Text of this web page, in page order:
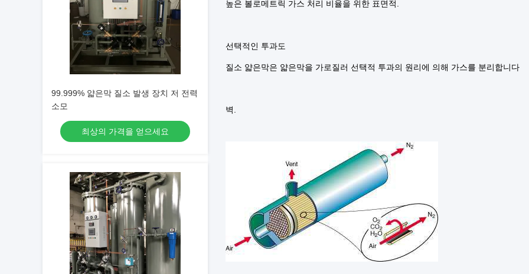
99.999% 얇은막 질소 발생 장치 저 전력
소모
최상의 가격을 얻으세요
높은 볼로메트릭 가스 처리 비율을 위한 표면적.
선택적인 투과도
질소 얇은막은 얇은막을 가로질러 선택적 투과의 원리에 의해 가스를 분리합니다
벽.